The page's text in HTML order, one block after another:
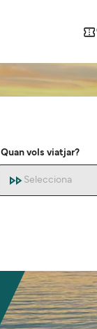
Quan vols viatjar?
Selecciona